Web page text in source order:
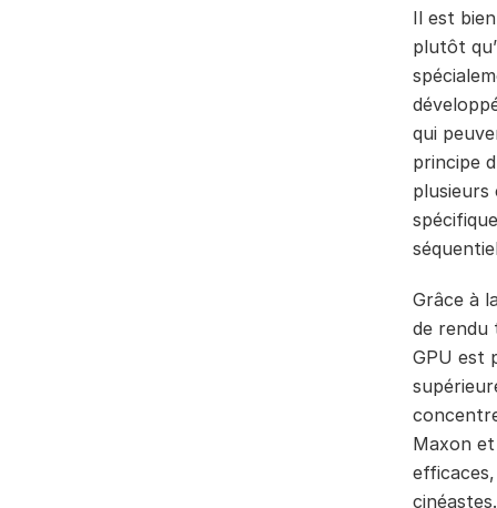
Il est
plutôt
qui
principe
Grâce à
de rendu
GPU est
Maxon
cinéastes.